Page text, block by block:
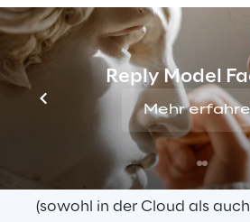
Reply Model
Mehr
den Marktführern gehören.
Blue Reply hat sich für die
Technologien von IBM
entschieden : Gegenüber
Wettbewerbern zeichnen
eine hohe Reife des
sowie durch ein breites
(sowohl in der Cloud als